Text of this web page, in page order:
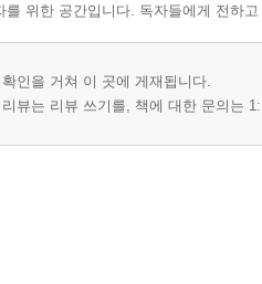
람들
첩을 쓰는 이유
다는 증거
를 위한 공간입니다. 독자들에게 전하
인을 거쳐 이 곳에 게재됩니다.
뷰는 리뷰 쓰기를, 책에 대한 문의는